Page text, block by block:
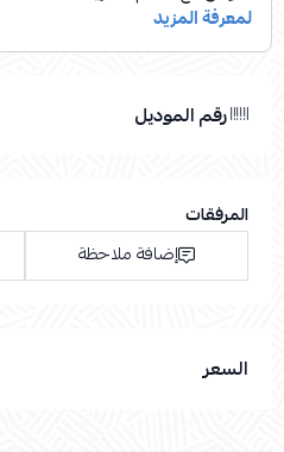
رقم الموديل
المرفقات
إضافة ملاحظة
السعر